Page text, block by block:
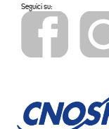
Seguici su: